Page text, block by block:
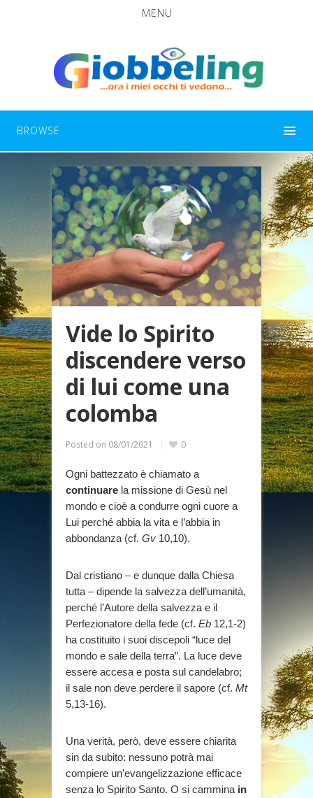
MENU
BROWSE
Vide lo Spirito
discendere verso
di lui come una
colomba
Posted on 08/01/2021 0
Ogni battezzato è chiamato a
continuare la missione di Gesù nel
mondo e cioè a condurre ogni cuore a
Lui perché abbia la vita e l’abbia in
abbondanza (cf. Gv 10,10).
Dal cristiano – e dunque dalla Chiesa
tutta – dipende la salvezza dell’umanità,
perché l’Autore della salvezza e il
Perfezionatore della fede (cf. Eb 12,1-2)
ha costituito i suoi discepoli “luce del
mondo e sale della terra”. La luce deve
essere accesa e posta sul candelabro;
il sale non deve perdere il sapore (cf. Mt
5,13-16).
Una verità, però, deve essere chiarita
sin da subito: nessuno potrà mai
compiere un’evangelizzazione efficace
senza lo Spirito Santo. O si cammina in